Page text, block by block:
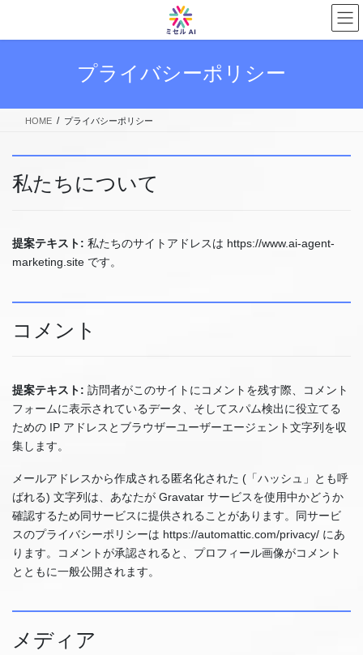
テ
ス
ゲ
ン
プライバシーポリシー
HOME プライバシーポリシー
私たちについて
提案テキスト: 私たちのサイトアドレスは https://www.ai-agent-
marketing.site です。
コメント
提案テキスト: 訪問者がこのサイトにコメントを残す際、コメント
フォームに表示されているデータ、そしてスパム検出に役立てる
ための IP アドレスとブラウザーユーザーエージェント文字列を収
集します。
メールアドレスから作成される匿名化された (「ハッシュ」とも呼
ばれる) 文字列は、あなたが Gravatar サービスを使用中かどうか
確認するため同サービスに提供されることがあります。同サービ
スのプライバシーポリシーは https://automattic.com/privacy/ にあ
ります。コメントが承認されると、プロフィール画像がコメント
とともに一般公開されます。
メディア